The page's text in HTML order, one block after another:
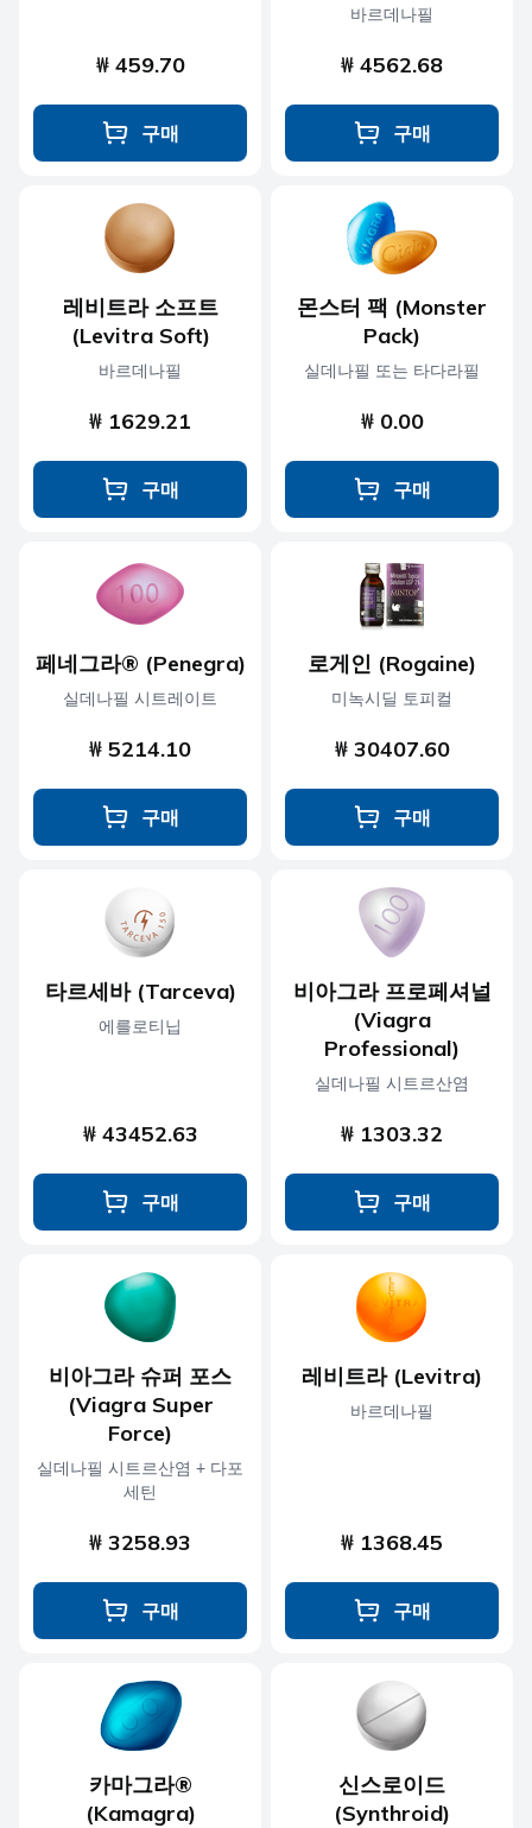
₩ 459.70
구매
바르데나필
₩ 4562.68
구매
레비트라 소프트
(Levitra Soft)
바르데나필
₩ 1629.21
구매
몬스터 팩 (Monster
Pack)
실데나필 또는 타다라필
₩ 0.00
구매
페네그라® (Penegra)
실데나필 시트레이트
₩ 5214.10
구매
로게인 (Rogaine)
미녹시딜 토피컬
₩ 30407.60
구매
타르세바 (Tarceva)
에를로티닙
₩ 43452.63
구매
비아그라 프로페셔널
(Viagra
Professional)
실데나필 시트르산염
₩ 1303.32
구매
비아그라 슈퍼 포스
(Viagra Super
Force)
실데나필 시트르산염 + 다포
세틴
₩ 3258.93
구매
레비트라 (Levitra)
바르데나필
₩ 1368.45
구매
카마그라®
(Kamagra)
신스로이드
(Synthroid)